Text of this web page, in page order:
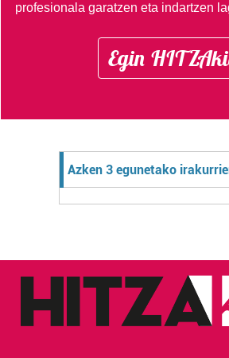
profesionala garatzen eta indartzen
Egin
Azken 3 egunetako